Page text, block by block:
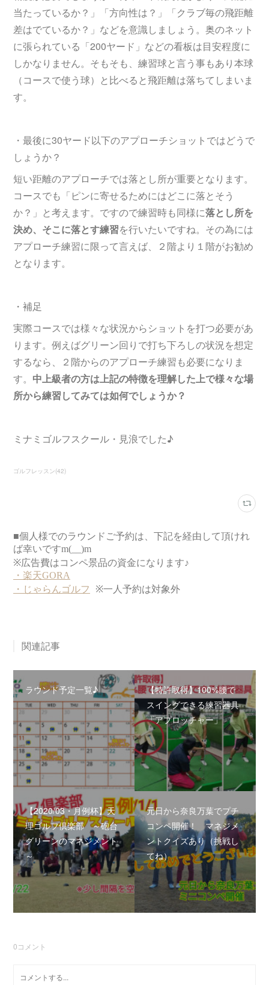
当たっているか？」「方向性は？」「クラブ毎の飛距離
差はでているか？」などを意識しましょう。奥のネット
に張られている「200ヤード」などの看板は目安程度に
しかなりません。そもそも、練習球と言う事もあり本球
（コースで使う球）と比べると飛距離は落ちてしまいま
す。
・最後に30ヤード以下のアプローチショットではどうで
しょうか？
短い距離のアプローチでは落とし所が重要となります。
コースでも「ピンに寄せるためにはどこに落とそう
か？」と考えます。ですので練習時も同様に落とし所を
決め、そこに落とす練習を行いたいですね。その為には
アプローチ練習に限って言えば、２階より１階がお勧め
となります。
・補足
実際コースでは様々な状況からショットを打つ必要があ
ります。例えばグリーン回りで打ち下ろしの状況を想定
するなら、２階からのアプローチ練習も必要になりま
す。 中上級者の方は上記の特徴を理解した上で様々な場
所から練習してみては如何でしょうか？
ミナミゴルフスクール・見浪でした♪
ゴルフレッスン(42)
関連記事
ラウンド予定一覧♪
【特許取得】100%腰で
スイングできる練習器具
「アプロッチャー」
【2020/03・月例杯】天
理ゴルフ倶楽部 ～砲台
グリーンのマネジメント
～
元日から奈良万葉でプチ
コンペ開催！ マネジメ
ントクイズあり（挑戦し
てね）
0コメント